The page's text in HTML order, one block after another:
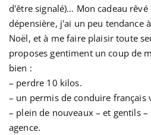
d'être signalé)… Mon cadeau rêvé
dépensière, j'ai un peu tendance
Noël, et à me faire plaisir toute
proposes gentiment un coup de
bien :
– perdre 10 kilos.
– un permis de conduire français
– plein de nouveaux – et gentils
agence.